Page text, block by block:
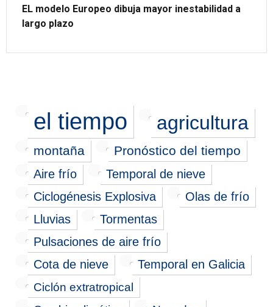
EL modelo Europeo dibuja mayor inestabilidad a
largo plazo
el tiempo agricultura
montaña Pronóstico del tiempo
Aire frío
Temporal de nieve
Ciclogénesis Explosiva
Olas de frío
Lluvias
Tormentas
Pulsaciones de aire frío
Cota de nieve
Temporal en Galicia
Ciclón extratropical